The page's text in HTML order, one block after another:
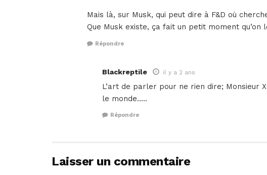
Mais là, sur Musk, qui peut dire à F&D où
Que Musk existe, ça fait un petit moment qu’on
Répondre
Blackreptile il y a 2 ans
L’art de parler pour ne rien dire; Monsieur
le monde…..
Répondre
Laisser un commentaire